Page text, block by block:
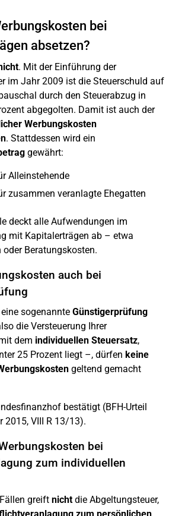
bei
absetzen?
. Mit der Einführung der
im Jahr 2009 ist die Steuerschuld auf
durch den Steuerabzug in
abgegolten. Damit ist auch der
Werbungskosten
. Stattdessen wird ein
gewährt:
Alleinstehende
zusammen veranlagte Ehegatten
deckt alle Aufwendungen im
mit Kapitalerträgen ab – etwa
oder Beratungskosten.
auch bei
sogenannte Günstigerprüfung
die Versteuerung Ihrer
dem individuellen Steuersatz,
25 Prozent liegt –, dürfen keine
geltend gemacht
bestätigt (BFH-Urteil
2015, VIII R 13/13).
bei
zum individuellen
greift nichtdie Abgeltungsteuer,